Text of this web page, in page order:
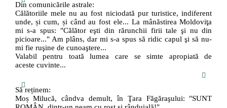
Din comunicările astrale:
Călătoriile mele nu au fost niciodată pur turistice, indiferent
unde, și cum, și când au fost ele... La mânăstirea Moldoviţa
mi s-a spus: "Călător eşti din rărunchii firii tale şi nu din
picioare..." Am plâns, dar mi s-a spus să ridic capul şi să nu-
mi fie ruşine de cunoaştere...
Valabil pentru toată lumea care se simte apropiată de
aceste cuvinte...
Să reținem:
Moș Milucă, cândva demult, în Ţara Făgăraşului: "SUNT